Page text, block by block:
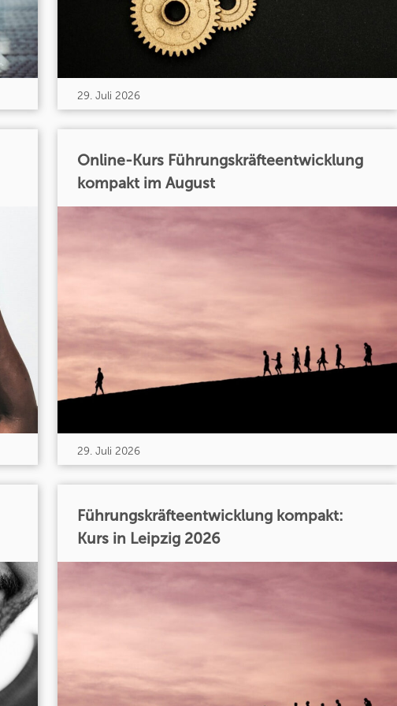
29. Juli 2026
Online-Kurs Führungskräfteentwicklung
kompakt im August
29. Juli 2026
Führungskräfteentwicklung kompakt:
Kurs in Leipzig 2026